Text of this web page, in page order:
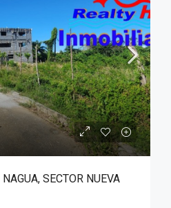
SECTOR NUEVA